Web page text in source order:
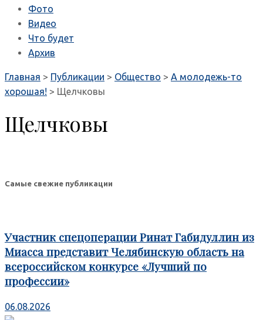
Фото
Видео
Что будет
Архив
Главная > Публикации > Общество > А молодежь-то
хорошая! > Щелчковы
Щелчковы
Самые свежие публикации
Участник спецоперации Ринат Габидуллин из
Миасса представит Челябинскую область на
всероссийском конкурсе «Лучший по
профессии»
06.08.2026